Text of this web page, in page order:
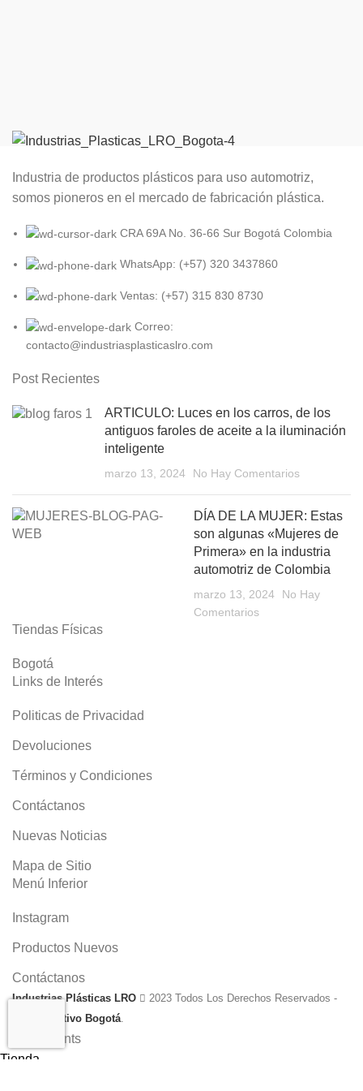
Industria de productos plásticos para uso automotriz,
somos pioneros en el mercado de fabricación plástica.
CRA 69A No. 36-66 Sur Bogotá Colombia
WhatsApp: (+57) 320 3437860
Ventas: (+57) 315 830 8730
Correo:
contacto@industriasplasticaslro.com
Post Recientes
ARTICULO: Luces en los carros, de los
antiguos faroles de aceite a la iluminación
inteligente
marzo 13, 2024 No Hay Comentarios
DÍA DE LA MUJER: Estas
son algunas «Mujeres de
Primera» en la industria
automotriz de Colombia
marzo 13, 2024
No Hay
Comentarios
Tiendas Físicas
Bogotá
Links de Interés
Politicas de Privacidad
Devoluciones
Términos y Condiciones
Contáctanos
Nuevas Noticias
Mapa de Sitio
Menú Inferior
Instagram
Productos Nuevos
Contáctanos
Industrias Plásticas LRO
2023 Todos Los Derechos Reservados -
Click Creativo Bogotá.
Tienda